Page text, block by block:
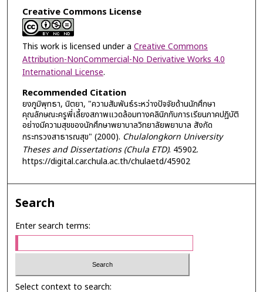
Creative Commons License
This work is licensed under a Creative Commons
Attribution-NonCommercial-No Derivative Works 4.0
International License.
Recommended Citation
ยงภูมิพุทธา, นิตยา, "ความสัมพันธ์ระหว่างปัจจัยด้านนักศึกษา
คุณลักษณะครูพี่เลี้ยงสภาพแวดล้อมทางคลินิกกับการเรียนภาคปฎิบัติ
อย่างมีความสุขของนักศึกษาพยาบาลวิทยาลัยพยาบาล สังกัด
กระทรวงสาธารณสุข" (2000). Chulalongkorn University
Theses and Dissertations (Chula ETD). 45902.
https://digital.car.chula.ac.th/chulaetd/45902
Search
Enter search terms:
Select context to search: